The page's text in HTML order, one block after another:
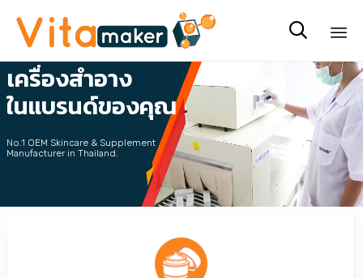

to
รับผลิต
เครื่องสำอาง
ในแบรนด์ของคุณ
No.1 OEM Skincare & Supplement
Manufacturer in Thailand.
คลิกที่นี่ เพื่อขอรับ Price List